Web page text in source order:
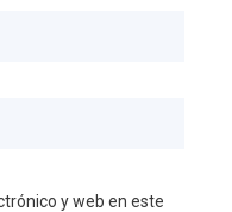
y web en este